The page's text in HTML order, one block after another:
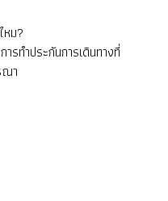
หม?
รทำประกันการเดินทางที่
ณา